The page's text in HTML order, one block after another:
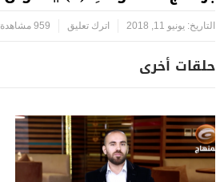
التاريخ: يونيو 11, 2018 اترك تعليق 959 مشاهدة
حلقات أخرى